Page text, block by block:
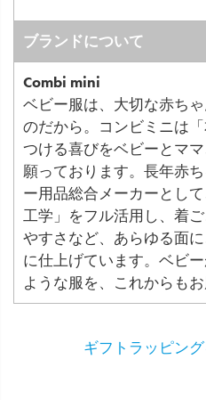
ブランドについて
Combi mini
ベビー服は、大切な赤ち
のだから。コンビミニは
つける喜びをベビーとマ
願っております。長年赤
ー用品総合メーカーとし
工学」をフル活用し、着
やすさなど、あらゆる面
に仕上げています。ベビ
ような服を、これからもお
ギフトラッピン